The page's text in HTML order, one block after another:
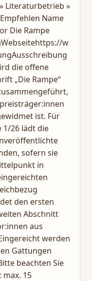
Literaturbetrieb »
Name
Die Rampe
w
die offene
„Die Rampe“
ist. Für
1/26 lädt die
sofern sie
in
den ersten
Abschnitt
aus
werden
Gattungen
beachten Sie
15